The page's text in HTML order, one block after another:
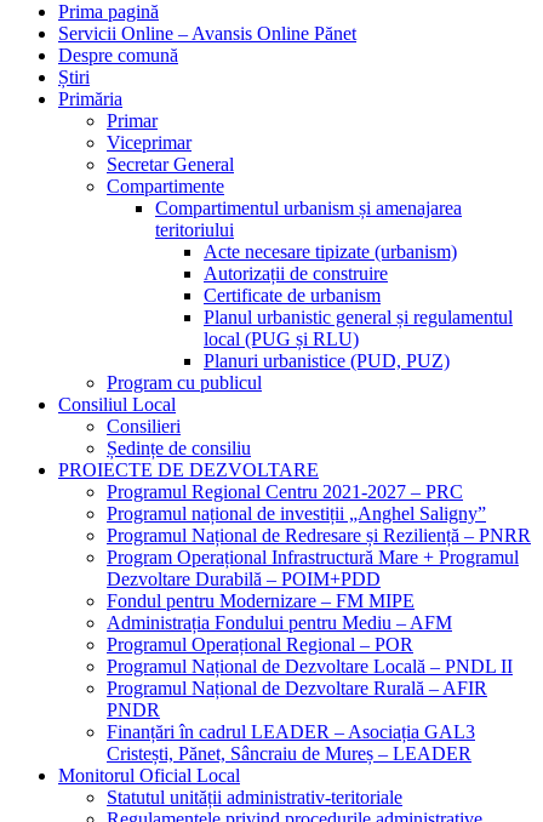
Prima pagină
Servicii Online – Avansis Online Pănet
Despre comună
Știri
Primăria
Primar
Viceprimar
Secretar General
Compartimente
Compartimentul urbanism și amenajarea
teritoriului
Acte necesare tipizate (urbanism)
Autorizații de construire
Certificate de urbanism
Planul urbanistic general și regulamentul
local (PUG și RLU)
Planuri urbanistice (PUD, PUZ)
Program cu publicul
Consiliul Local
Consilieri
Ședințe de consiliu
PROIECTE DE DEZVOLTARE
Programul Regional Centru 2021-2027 – PRC
Programul național de investiții „Anghel Saligny”
Programul Național de Redresare și Reziliență – PNRR
Program Operațional Infrastructură Mare + Programul
Dezvoltare Durabilă – POIM+PDD
Fondul pentru Modernizare – FM MIPE
Administrația Fondului pentru Mediu – AFM
Programul Operațional Regional – POR
Programul Național de Dezvoltare Locală – PNDL II
Programul Național de Dezvoltare Rurală – AFIR
PNDR
Finanțări în cadrul LEADER – Asociația GAL3
Cristești, Pănet, Sâncraiu de Mureș – LEADER
Monitorul Oficial Local
Statutul unității administrativ-teritoriale